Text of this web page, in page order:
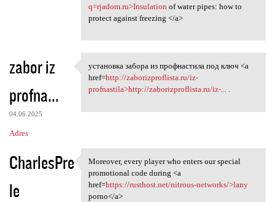
q=rjadom.ru>Insulation of water pipes: how to
protect against freezing </a>
zabor iz
profna...
04.06.2025
Adres
установка забора из
установка забора из профнастила под ключ <a
href=http://zaborizproflista.ru/iz-
profnastila>http://zaborizproflista.ru/iz-....
CharlesPre
le
Moreover, every player who
Moreover, every player who enters our special
promotional code during <a
href=https://rusthost.net/nitrous-networks/>lany
porno</a>